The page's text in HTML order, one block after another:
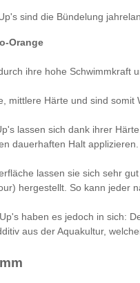
sind die Bündelung
Orange
ihre hohe Schwimmkraft
mittlere Härte und sind somit
lassen sich dank ihrer
dauerhaften Halt applizieren.
lassen sie sich sehr
hergestellt. So kann jeder
haben es jedoch in sich:
aus der Aquakultur,